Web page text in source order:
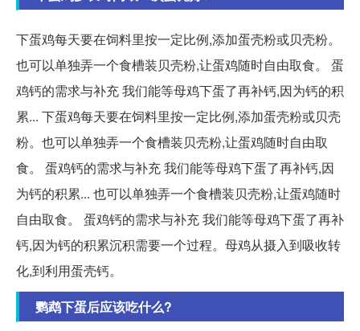
下蛋鸡每天要在饲料里按一定比例,添加蛋壳粉或贝壳粉。
也可以单独弄一个食槽装贝壳粉,让蛋鸡随时自由取食。 蛋
鸡钙的需求与补充 我们能等母鸡下蛋了再补钙,因为钙的积
累... 下蛋鸡每天要在饲料里按一定比例,添加蛋壳粉或贝壳
粉。也可以单独弄一个食槽装贝壳粉,让蛋鸡随时自由取
食。 蛋鸡钙的需求与补充 我们能等母鸡下蛋了再补钙,因
为钙的积累... 也可以单独弄一个食槽装贝壳粉,让蛋鸡随时
自由取食。 蛋鸡钙的需求与补充 我们能等母鸡下蛋了再补
钙,因为钙的积累沉积需要一个过程。母鸡从摄入到吸收转
化,到利用蛋壳钙。
鹦鹉下蛋后应该吃什么?